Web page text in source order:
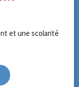
et une scolarité